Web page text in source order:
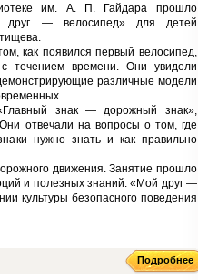
им. А. П. Гайдара прошло
друг — велосипед» для детей
как появился первый велосипед,
течением времени. Они увидели
различные модели
знак — дорожный знак»,
отвечали на вопросы о том, где
нужно знать и как правильно
движения. Занятие прошло
и полезных знаний. «Мой друг —
культуры безопасного поведения
Подробнее